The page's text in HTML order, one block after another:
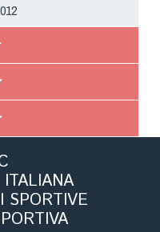
SPORTIVE